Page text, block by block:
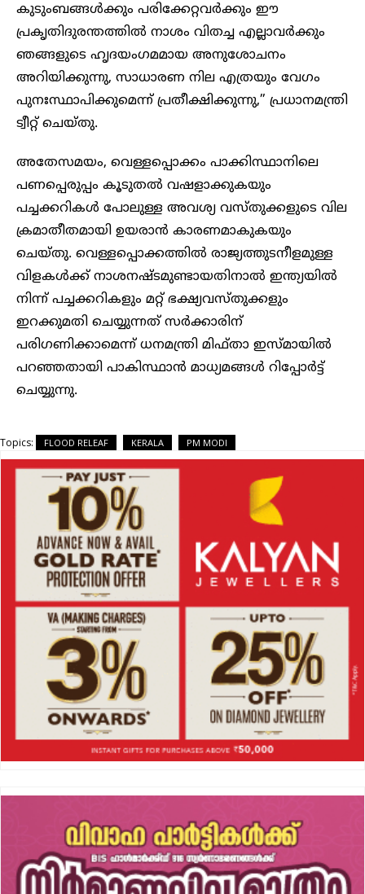
കുടുംബങ്ങൾക്കും പരിക്കേറ്റവർക്കും ഈ
പ്രകൃതിദുരന്തത്തിൽ നാശം വിതച്ച എല്ലാവർക്കും
ഞങ്ങളുടെ ഹൃദയംഗമമായ അനുശോചനം
അറിയിക്കുന്നു, സാധാരണ നില എത്രയും വേഗം
പുനഃസ്ഥാപിക്കുമെന്ന് പ്രതീക്ഷിക്കുന്നു,” പ്രധാനമന്ത്രി
ട്വീറ്റ് ചെയ്തു.
അതേസമയം, വെള്ളപ്പൊക്കം പാക്കിസ്ഥാനിലെ
പണപ്പെരുപ്പം കൂടുതൽ വഷളാക്കുകയും
പച്ചക്കറികൾ പോലുള്ള അവശ്യ വസ്തുക്കളുടെ വില
ക്രമാതീതമായി ഉയരാൻ കാരണമാകുകയും
ചെയ്തു. വെള്ളപ്പൊക്കത്തിൽ രാജ്യത്തുടനീളമുള്ള
വിളകൾക്ക് നാശനഷ്ടമുണ്ടായതിനാൽ ഇന്ത്യയിൽ
നിന്ന് പച്ചക്കറികളും മറ്റ് ഭക്ഷ്യവസ്തുക്കളും
ഇറക്കുമതി ചെയ്യുന്നത് സർക്കാരിന്
പരിഗണിക്കാമെന്ന് ധനമന്ത്രി മിഫ്താ ഇസ്മായിൽ
പറഞ്ഞതായി പാകിസ്ഥാൻ മാധ്യമങ്ങൾ റിപ്പോർട്ട്
ചെയ്യുന്നു.
Topics: FLOOD RELEAF KERALA PM MODI